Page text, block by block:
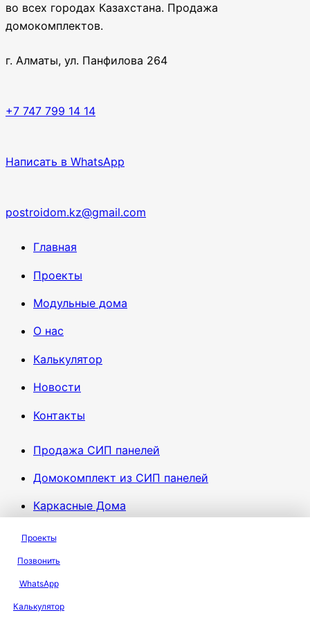
во всех городах Казахстана. Продажа
домокомплектов.
г. Алматы, ул. Панфилова 264
+7 747 799 14 14
Написать в WhatsApp
postroidom.kz@gmail.com
Главная
Проекты
Модульные дома
О нас
Калькулятор
Новости
Контакты
Продажа СИП панелей
Домокомплект из СИП панелей
Каркасные Дома
Построить дом
Проектирование домов
Онлайн проектирование
Проекты
Позвонить
WhatsApp
Калькулятор